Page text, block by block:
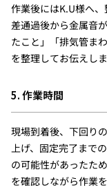
作業後にはK.U様へ
差通過後から金属音
たこと」「排気管ま
を整理してお伝えしま
5. 作業時間
現場到着後、下回り
上げ、固定完了まで
の可能性があったた
を確認しながら作業